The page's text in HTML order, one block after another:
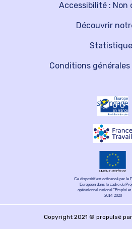
Découvrir
Accessibilité : Non
Conditions
Ce dispositif est cofinancé par le
Européen dans le cadre du
opérationnel national "Emploi
2014-2020
Copyright 2021 © propulsé par